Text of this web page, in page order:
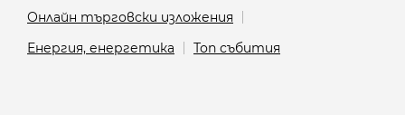
Онлайн търговски изложения
Енергия, енергетика
Топ събития